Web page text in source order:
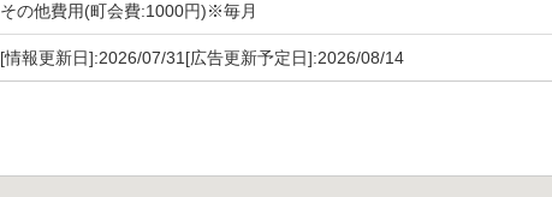
その他費用(町会費:1000円)※毎月
[情報更新日]:2026/07/31[広告更新予定日]:2026/08/14